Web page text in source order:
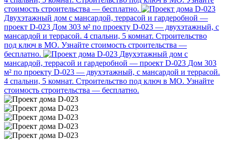
стоимость строительства — бесплатно.
Двухэтажный дом с мансардой, террасой и гардеробной —
проект D-023 Дом 303 м² по проекту D-023 — двухэтажный, с
мансардой и террасой. 4 спальни, 5 комнат. Строительство
под ключ в МО. Узнайте стоимость строительства —
бесплатно.
Двухэтажный дом с
мансардой, террасой и гардеробной — проект D-023 Дом 303
м² по проекту D-023 — двухэтажный, с мансардой и террасой.
4 спальни, 5 комнат. Строительство под ключ в МО. Узнайте
стоимость строительства — бесплатно.